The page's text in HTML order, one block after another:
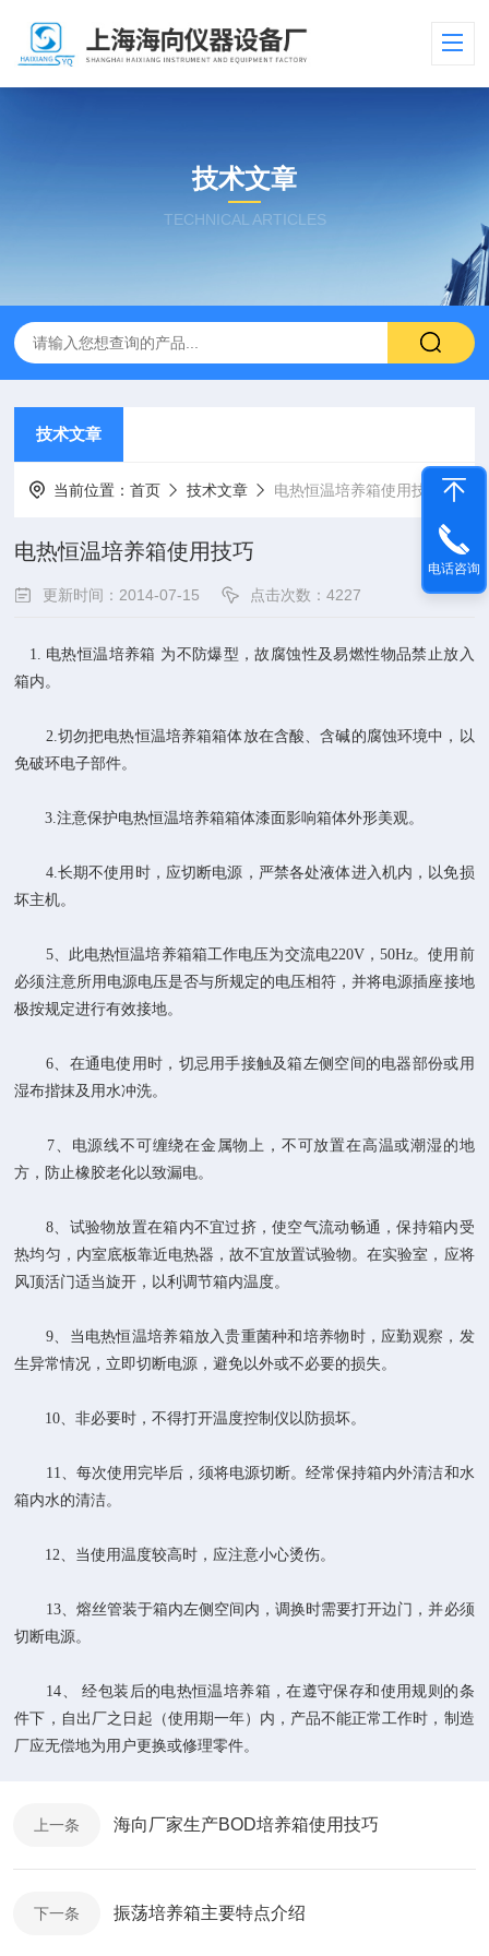
技术文章
TECHNICAL ARTICLES
技术文章
当前位置：首页 技术文章 电热恒温培养箱使用技巧
电热恒温培养箱使用技巧
更新时间：2014-07-15 点击次数：4227
1. 电热恒温培养箱 为不防爆型，故腐蚀性及易燃性物品禁止放入
箱内。
2.切勿把电热恒温培养箱箱体放在含酸、含碱的腐蚀环境中，以
免破环电子部件。
3.注意保护电热恒温培养箱箱体漆面影响箱体外形美观。
4.长期不使用时，应切断电源，严禁各处液体进入机内，以免损
坏主机。
5、此电热恒温培养箱箱工作电压为交流电220V，50Hz。使用前
必须注意所用电源电压是否与所规定的电压相符，并将电源插座接地
极按规定进行有效接地。
6、在通电使用时，切忌用手接触及箱左侧空间的电器部份或用
湿布揩抹及用水冲洗。
7、电源线不可缠绕在金属物上，不可放置在高温或潮湿的地
方，防止橡胶老化以致漏电。
8、试验物放置在箱内不宜过挤，使空气流动畅通，保持箱内受
热均匀，内室底板靠近电热器，故不宜放置试验物。在实验室，应将
风顶活门适当旋开，以利调节箱内温度。
9、当电热恒温培养箱放入贵重菌种和培养物时，应勤观察，发
生异常情况，立即切断电源，避免以外或不必要的损失。
10、非必要时，不得打开温度控制仪以防损坏。
11、每次使用完毕后，须将电源切断。经常保持箱内外清洁和水
箱内水的清洁。
12、当使用温度较高时，应注意小心烫伤。
13、熔丝管装于箱内左侧空间内，调换时需要打开边门，并必须
切断电源。
14、 经包装后的电热恒温培养箱，在遵守保存和使用规则的条
件下，自出厂之日起（使用期一年）内，产品不能正常工作时，制造
厂应无偿地为用户更换或修理零件。
上一条 海向厂家生产BOD培养箱使用技巧
下一条 振荡培养箱主要特点介绍
电话咨询